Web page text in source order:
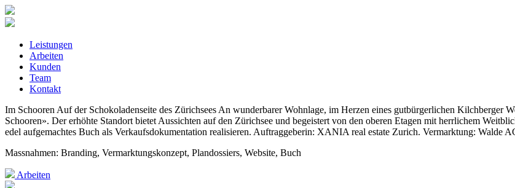
Leistungen
Arbeiten
Kunden
Team
Kontakt
Im Schooren Auf der Schokoladenseite des Zürichsees An wunderbarer Wohnlage, im Herzen eines gutbürgerlichen Kilchberger
Schooren». Der erhöhte Standort bietet Aussichten auf den Zürichsee und begeistert von den oberen Etagen mit herrlichem
edel aufgemachtes Buch als Verkaufsdokumentation realisieren. Auftraggeberin: XANIA real estate Zurich. Vermarktung: Walde
Massnahmen: Branding, Vermarktungskonzept, Plandossiers, Website, Buch
Arbeiten